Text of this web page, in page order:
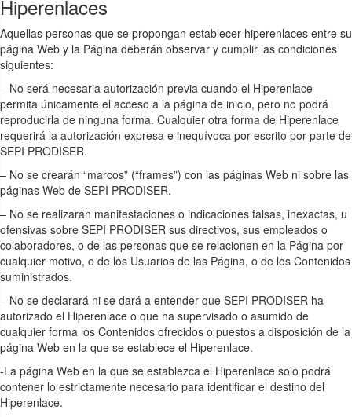
Hiperenlaces
Aquellas personas que se propongan establecer hiperenlaces entre su
página Web y la Página deberán observar y cumplir las condiciones
siguientes:
– No será necesaria autorización previa cuando el Hiperenlace
permita únicamente el acceso a la página de inicio, pero no podrá
reproducirla de ninguna forma. Cualquier otra forma de Hiperenlace
requerirá la autorización expresa e inequívoca por escrito por parte de
SEPI PRODISER.
– No se crearán “marcos” (“frames”) con las páginas Web ni sobre las
páginas Web de SEPI PRODISER.
– No se realizarán manifestaciones o indicaciones falsas, inexactas, u
ofensivas sobre SEPI PRODISER sus directivos, sus empleados o
colaboradores, o de las personas que se relacionen en la Página por
cualquier motivo, o de los Usuarios de las Página, o de los Contenidos
suministrados.
– No se declarará ni se dará a entender que SEPI PRODISER ha
autorizado el Hiperenlace o que ha supervisado o asumido de
cualquier forma los Contenidos ofrecidos o puestos a disposición de la
página Web en la que se establece el Hiperenlace.
-La página Web en la que se establezca el Hiperenlace solo podrá
contener lo estrictamente necesario para identificar el destino del
Hiperenlace.